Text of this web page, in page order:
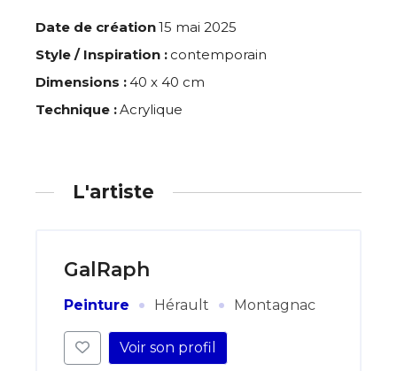
Date de création15 mai 2025
Style / Inspiration : contemporain
Dimensions :40 x 40 cm
Technique :Acrylique
L'artiste
GalRaph
Peinture · Hérault · Montagnac
Voir son profil